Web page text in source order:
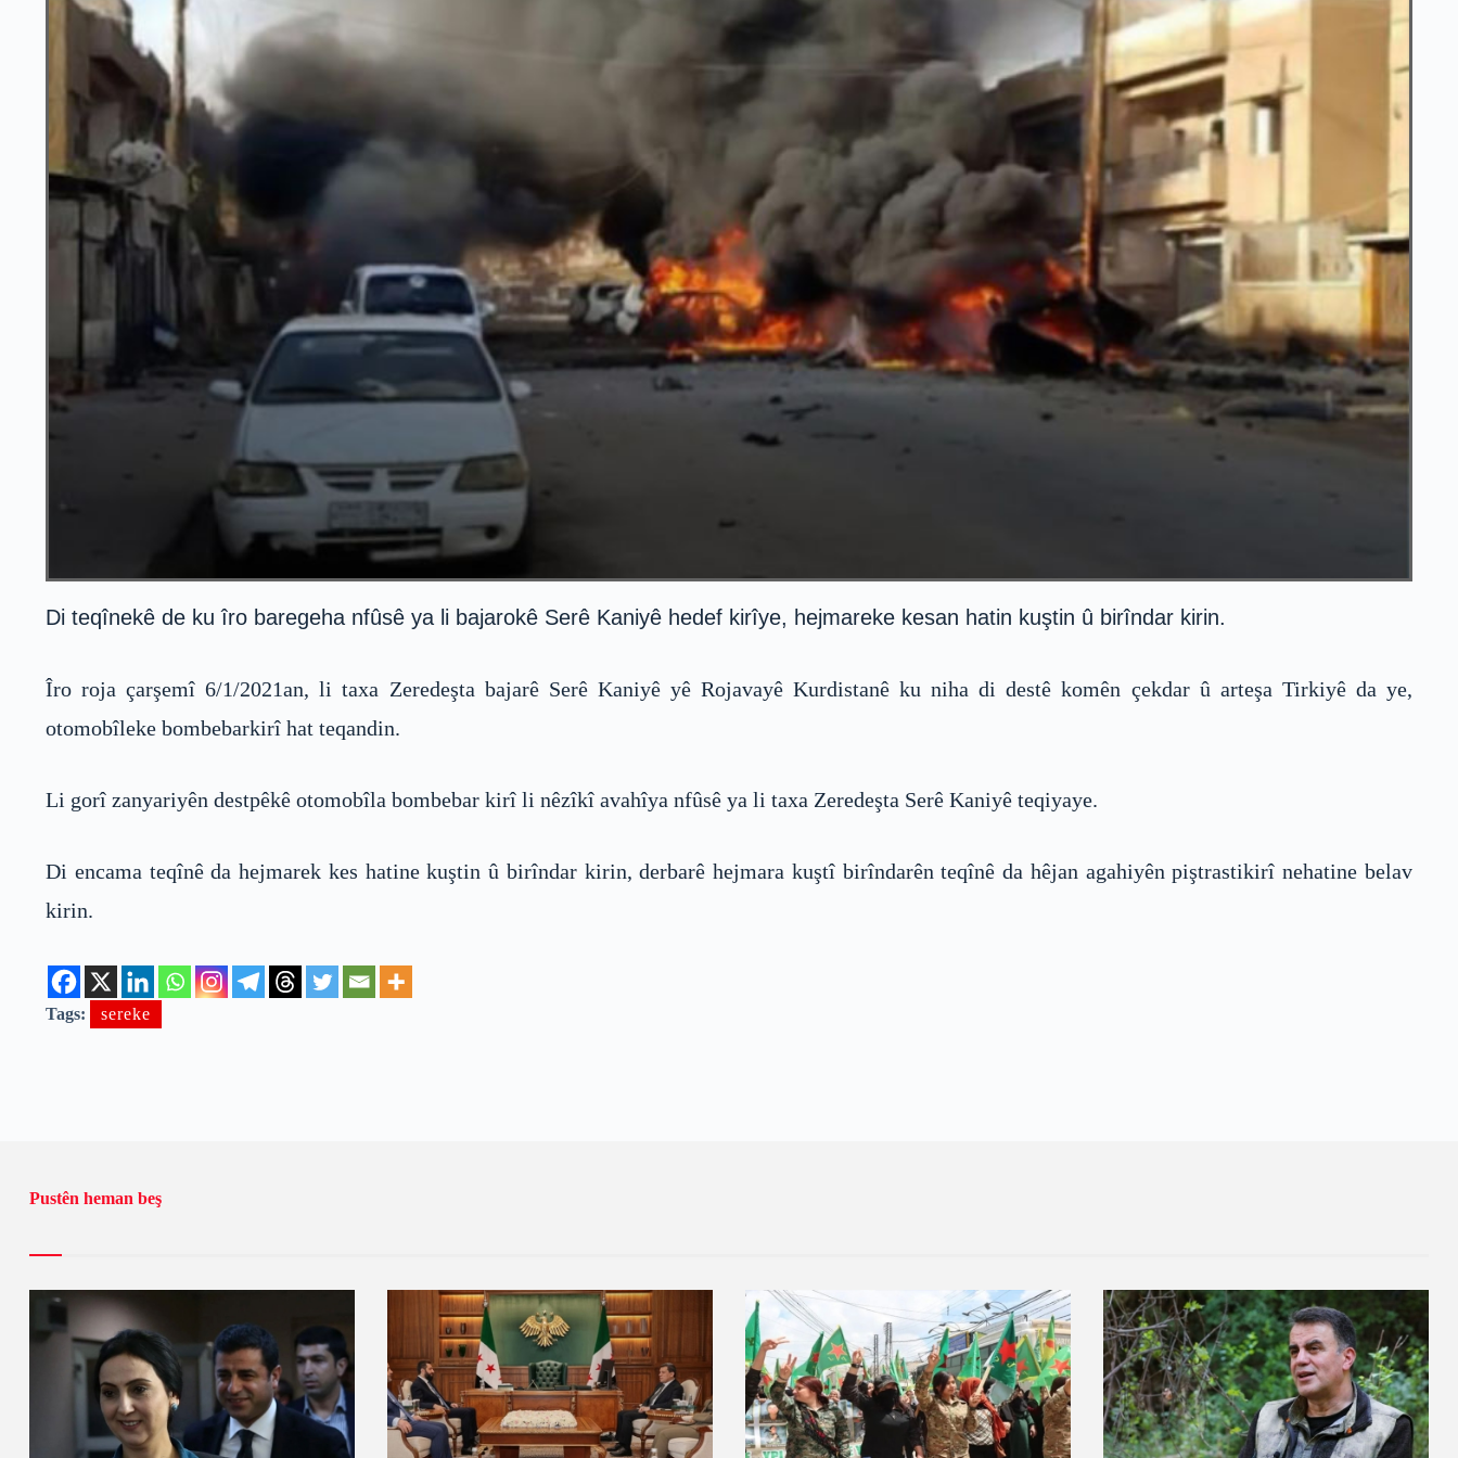
Di teqînekê de ku îro baregeha nfûsê ya li bajarokê Serê Kaniyê hedef kirîye, hejmareke kesan hatin kuştin û birîndar kirin.
Îro roja çarşemî 6/1/2021an, li taxa Zeredeşta bajarê Serê Kaniyê yê Rojavayê Kurdistanê ku niha di destê komên çekdar û arteşa Tirkiyê da ye,
otomobîleke bombebarkirî hat teqandin.
Li gorî zanyariyên destpêkê otomobîla bombebar kirî li nêzîkî avahîya nfûsê ya li taxa Zeredeşta Serê Kaniyê teqiyaye.
Di encama teqînê da hejmarek kes hatine kuştin û birîndar kirin, derbarê hejmara kuştî birîndarên teqînê da hêjan agahiyên piştrastikirî nehatine belav
kirin.
Tags: sereke
Pustên heman beş